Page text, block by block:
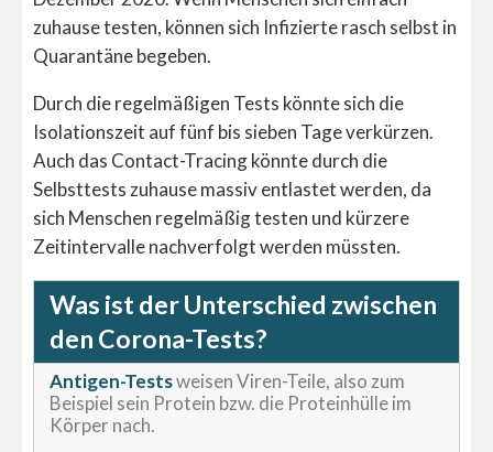
zuhause testen, können sich Infizierte rasch selbst in
Quarantäne begeben.
Durch die regelmäßigen Tests könnte sich die
Isolationszeit auf fünf bis sieben Tage verkürzen.
Auch das Contact-Tracing könnte durch die
Selbsttests zuhause massiv entlastet werden, da
sich Menschen regelmäßig testen und kürzere
Zeitintervalle nachverfolgt werden müssten.
Was ist der Unterschied zwischen
den Corona-Tests?
Antigen-Testsweisen Viren-Teile, also zum
Beispiel sein Protein bzw. die Proteinhülle im
Körper nach.